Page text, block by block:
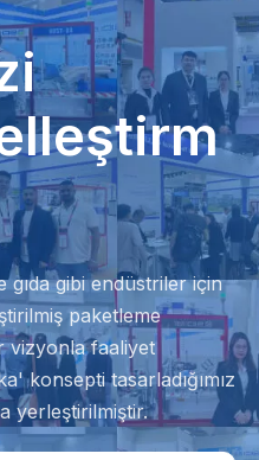
gibi endüstriler için
paketleme
vizyonla faaliyet
konsepti tasarladığımız
yerleştirilmiştir.